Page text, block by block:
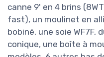
canne 9' en 4 brins
fast), un moulinet en
bobiné, une soie WF7F,
conique, une boîte à